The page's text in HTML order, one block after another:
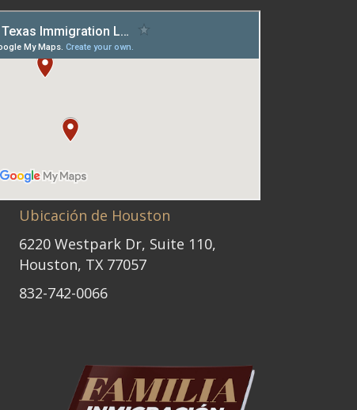
Ubicación de Houston
6220 Westpark Dr, Suite 110,
Houston, TX 77057
832-742-0066